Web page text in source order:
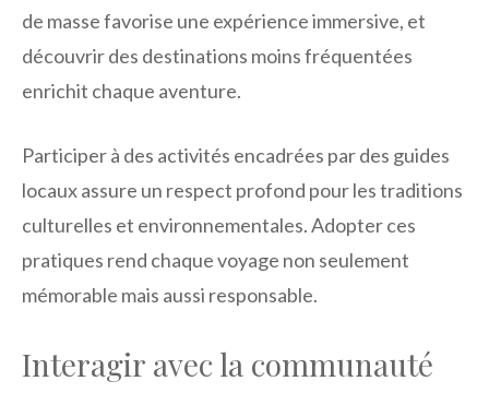
de masse favorise une expérience immersive, et
découvrir des destinations moins fréquentées
enrichit chaque aventure.
Participer à des activités encadrées par des guides
locaux assure un respect profond pour les traditions
culturelles et environnementales. Adopter ces
pratiques rend chaque voyage non seulement
mémorable mais aussi responsable.
Interagir avec la communauté